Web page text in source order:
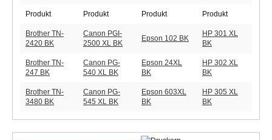
Produkt Produkt Produkt Produkt
Brother TN-
2420 BK
Canon PGI-
2500 XL BK
Epson 102 BK
HP 301 XL
BK
Brother TN-
247 BK
Canon PG-
540 XL BK
Epson 24XL
BK
HP 302 XL
BK
Brother TN-
3480 BK
Canon PG-
545 XL BK
Epson 603XL
BK
HP 305 XL
BK